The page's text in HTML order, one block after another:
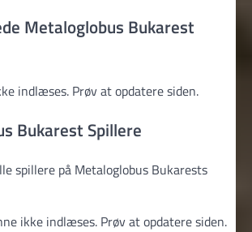
Metaloglobus Bukarest
indlæses. Prøv at opdatere siden.
Bukarest Spillere
spillere på Metaloglobus Bukarests
ikke indlæses. Prøv at opdatere siden.